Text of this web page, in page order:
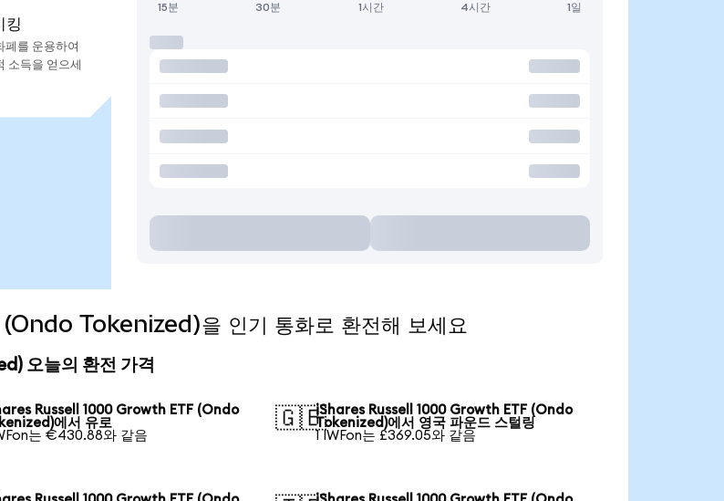
킹
폐를 운용하여
소득을 얻으세
15분 30분 1시간 4시간 1일
Tokenized)을 인기 통화로 환전해 보세요
오늘의 환전 가격
Russell 1000 Growth ETF (Ondo
에서 유로
는 €430.88와 같음
🇬🇧iShares Russell 1000 Growth ETF (Ondo
Tokenized)에서 영국 파운드 스털링
1 IWFon는 £369.05와 같음